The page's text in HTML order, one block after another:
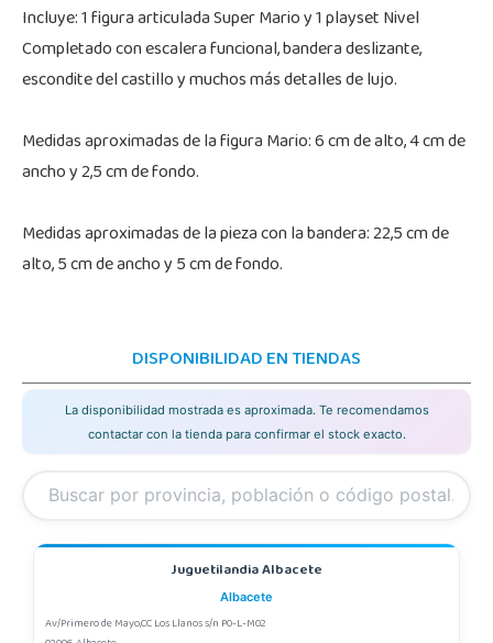
Incluye: 1 figura articulada Super Mario y 1 playset Nivel
Completado con escalera funcional, bandera deslizante,
escondite del castillo y muchos más detalles de lujo.
Medidas aproximadas de la figura Mario: 6 cm de alto, 4 cm de
ancho y 2,5 cm de fondo.
Medidas aproximadas de la pieza con la bandera: 22,5 cm de
alto, 5 cm de ancho y 5 cm de fondo.
DISPONIBILIDAD EN TIENDAS
La disponibilidad mostrada es aproximada. Te recomendamos
contactar con la tienda para confirmar el stock exacto.
Juguetilandia Albacete
Albacete
Av/Primero de Mayo,CC Los Llanos s/n P0-L-M02